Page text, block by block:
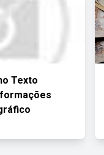
Texto